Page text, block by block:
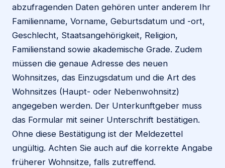
abzufragenden Daten gehören unter anderem Ihr
Familienname, Vorname, Geburtsdatum und -ort,
Geschlecht, Staatsangehörigkeit, Religion,
Familienstand sowie akademische Grade. Zudem
müssen die genaue Adresse des neuen
Wohnsitzes, das Einzugsdatum und die Art des
Wohnsitzes (Haupt- oder Nebenwohnsitz)
angegeben werden. Der Unterkunftgeber muss
das Formular mit seiner Unterschrift bestätigen.
Ohne diese Bestätigung ist der Meldezettel
ungültig. Achten Sie auch auf die korrekte Angabe
früherer Wohnsitze, falls zutreffend.